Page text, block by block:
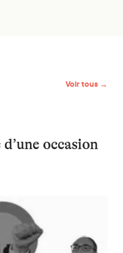
Voir tous →
manquée
occasion